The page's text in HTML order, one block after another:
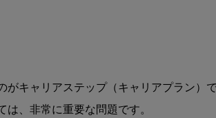
ッ
ト
キャリアステップ（キャリアプラン）
、非常に重要な問題です。